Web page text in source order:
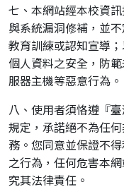
七、本網站經本校資
與系統漏洞修補，並
教育訓練或認知宣導
個人資料之安全，防
服器主機等惡意行為。
八、使用者須恪遵『
規定，承諾絕不為任
務。您同意並保證不
之行為，任何危害本
究其法律責任。